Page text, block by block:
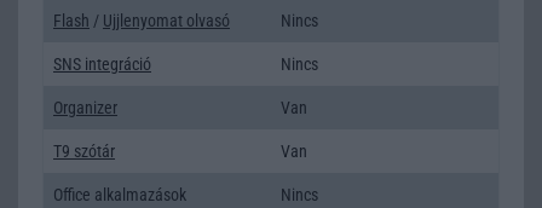
Flash / Ujjlenyomat olvasó Nincs
SNS integráció Nincs
Organizer Van
T9 szótár Van
Office alkalmazások Nincs